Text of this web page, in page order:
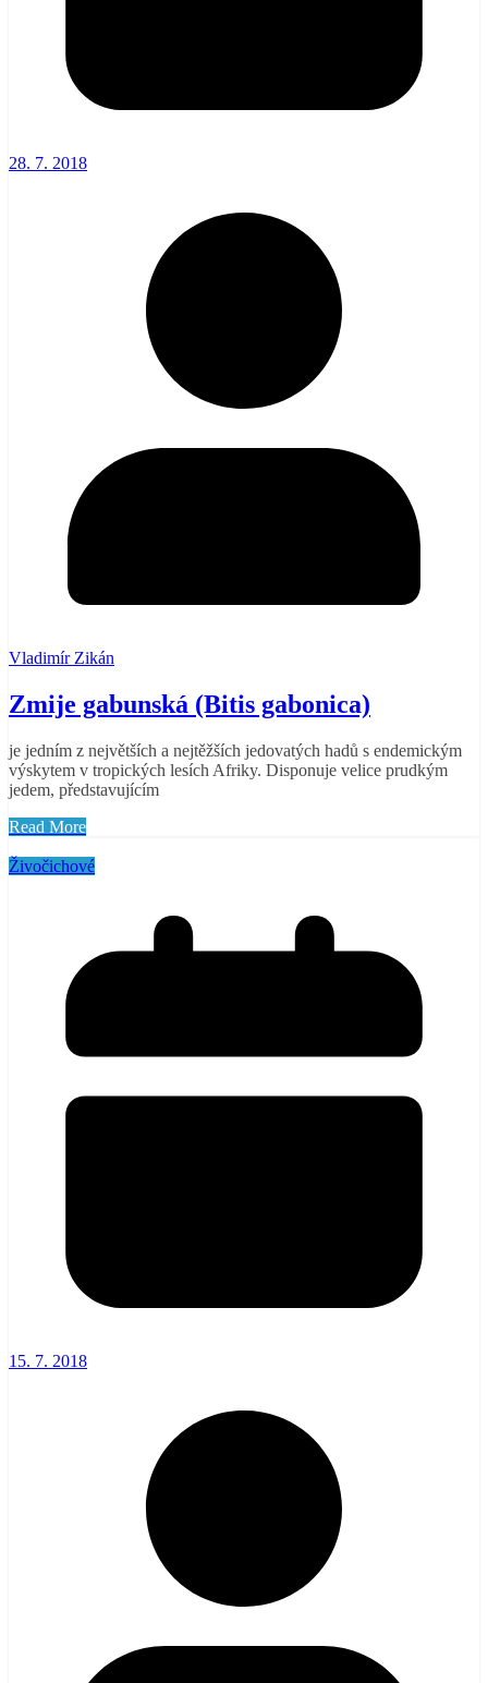
28. 7. 2018
Vladimír Zikán
Zmije gabunská (Bitis gabonica)
je jedním z největších a nejtěžších jedovatých hadů s endemickým
výskytem v tropických lesích Afriky. Disponuje velice prudkým
jedem, představujícím
Read More
Živočichové
15. 7. 2018